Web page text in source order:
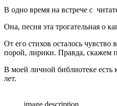
В одно время на встрече с
Она, песня эта трогательная о
От его стихов осталось
порой, лирики. Правда, скажем
В моей личной библиотеке есть
лет.
image description